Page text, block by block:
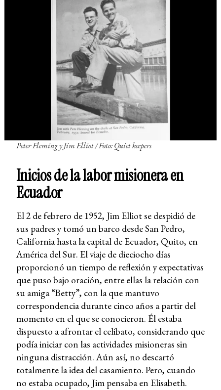
Peter Fleming y Jim Elliot / Foto: Quiet keepers
Inicios de la labor misionera en
Ecuador
El 2 de febrero de 1952, Jim Elliot se despidió de
sus padres y tomó un barco desde San Pedro,
California hasta la capital de Ecuador, Quito, en
América del Sur. El viaje de dieciocho días
proporcionó un tiempo de reflexión y expectativas
que puso bajo oración, entre ellas la relación con
su amiga “Betty”, con la que mantuvo
correspondencia durante cinco años a partir del
momento en el que se conocieron. Él estaba
dispuesto a afrontar el celibato, considerando que
podía iniciar con las actividades misioneras sin
ninguna distracción. Aún así, no descartó
totalmente la idea del casamiento. Pero, cuando
no estaba ocupado, Jim pensaba en Elisabeth.